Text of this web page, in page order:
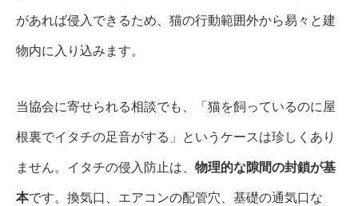
があれば侵入できるため、猫の行動範囲外から易々と建
物内に入り込みます。
当協会に寄せられる相談でも、「猫を飼っているのに屋
根裏でイタチの足音がする」というケースは珍しくあり
ません。イタチの侵入防止は、 物理的な隙間の封鎖が基
本です。換気口、エアコンの配管穴、基礎の通気口な